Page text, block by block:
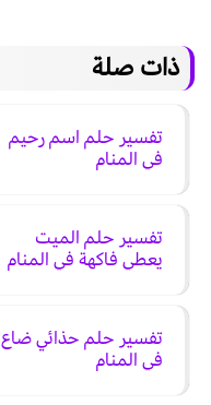
ذات صلة
تفسير حلم اسم رحيم
في المنام
تفسير حلم الميت
يعطي فاكهة في المنام
تفسير حلم حذائي ضاع
في المنام